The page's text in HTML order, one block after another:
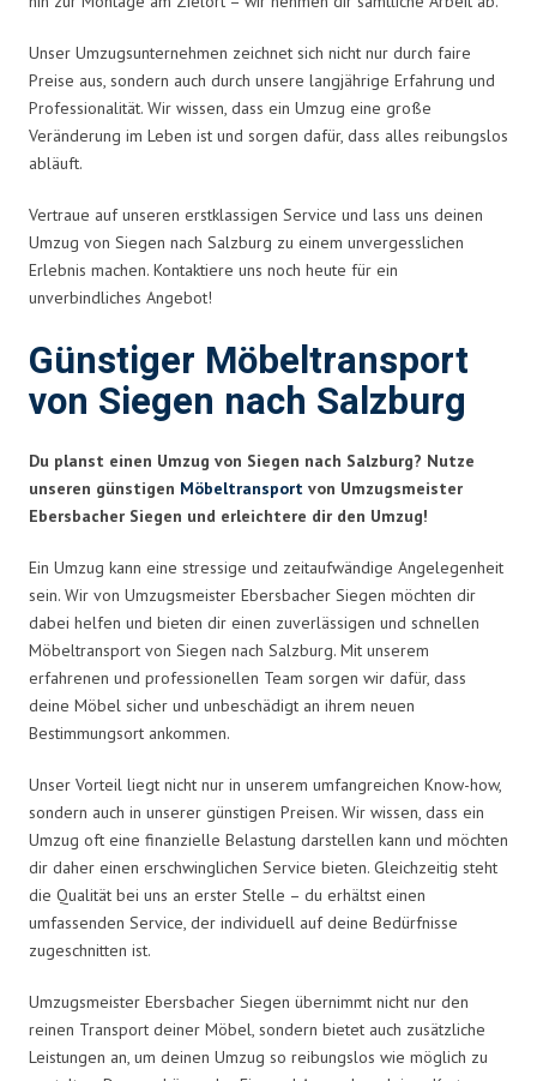
Unser Umzugsunternehmen zeichnet sich nicht nur durch faire
Preise aus, sondern auch durch unsere langjährige Erfahrung und
Professionalität. Wir wissen, dass ein Umzug eine große
Veränderung im Leben ist und sorgen dafür, dass alles reibungslos
abläuft.
Vertraue auf unseren erstklassigen Service und lass uns deinen
Umzug von Siegen nach Salzburg zu einem unvergesslichen
Erlebnis machen. Kontaktiere uns noch heute für ein
unverbindliches Angebot!
Günstiger Möbeltransport
von Siegen nach Salzburg
Du planst einen Umzug von Siegen nach Salzburg? Nutze
unseren günstigen Möbeltransport von Umzugsmeister
Ebersbacher Siegen und erleichtere dir den Umzug!
Ein Umzug kann eine stressige und zeitaufwändige Angelegenheit
sein. Wir von Umzugsmeister Ebersbacher Siegen möchten dir
dabei helfen und bieten dir einen zuverlässigen und schnellen
Möbeltransport von Siegen nach Salzburg. Mit unserem
erfahrenen und professionellen Team sorgen wir dafür, dass
deine Möbel sicher und unbeschädigt an ihrem neuen
Bestimmungsort ankommen.
Unser Vorteil liegt nicht nur in unserem umfangreichen Know-how,
sondern auch in unserer günstigen Preisen. Wir wissen, dass ein
Umzug oft eine finanzielle Belastung darstellen kann und möchten
dir daher einen erschwinglichen Service bieten. Gleichzeitig steht
die Qualität bei uns an erster Stelle – du erhältst einen
umfassenden Service, der individuell auf deine Bedürfnisse
zugeschnitten ist.
Umzugsmeister Ebersbacher Siegen übernimmt nicht nur den
reinen Transport deiner Möbel, sondern bietet auch zusätzliche
Leistungen an, um deinen Umzug so reibungslos wie möglich zu